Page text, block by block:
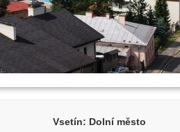
Vsetín: Dolní město